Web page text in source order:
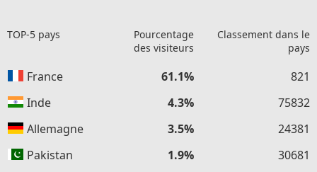
TOP-5 pays
Pourcentage
des visiteurs
Classement dans le
pays
France 61.1%
821
Inde
4.3%
75832
Allemagne
3.5%
24381
Pakistan
1.9%
30681